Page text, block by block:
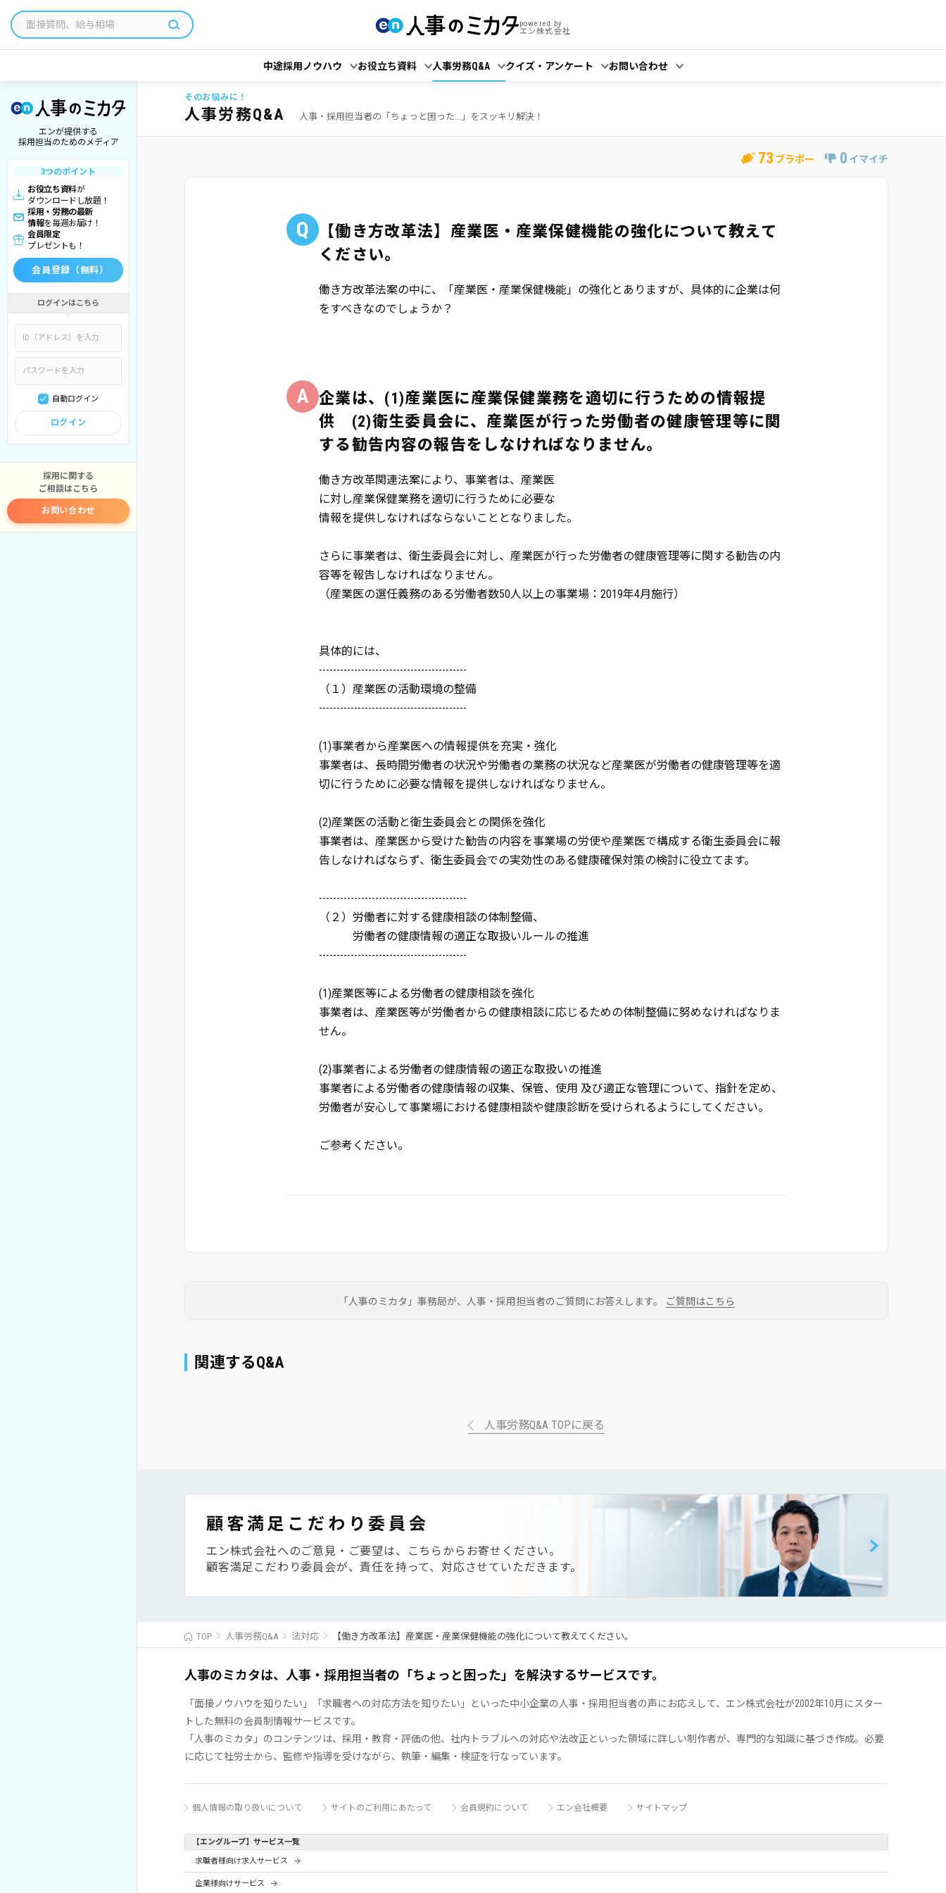
powered by
エン株式会社
中途採用ノウハウ お役立ち資料 人事労務Q&A クイズ・アンケート お問い合わせ
エンが提供する
採用担当のためのメディア
3つのポイント
お役立ち資料が
ダウンロードし放題！
採用・労務の最新
情報を毎週お届け！
会員限定
プレゼントも！
会員登録（無料）
ログインはこちら
自動ログイン
ログイン
採用に関する
ご相談はこちら
お問い合わせ
そのお悩みに！
人事労務Q&A 人事・採用担当者の「ちょっと困った...」をスッキリ解決！
73 ブラボー 0 イマイチ
Q
【働き方改革法】産業医・産業保健機能の強化について教えて
ください。
働き方改革法案の中に、「産業医・産業保健機能」の強化とありますが、具体的に企業は何
をすべきなのでしょうか？
A 企業は、(1)産業医に産業保健業務を適切に行うための情報提
供 (2)衛生委員会に、産業医が行った労働者の健康管理等に関
する勧告内容の報告をしなければなりません。
働き方改革関連法案により、事業者は、産業医
に対し産業保健業務を適切に行うために必要な
情報を提供しなければならないこととなりました。
さらに事業者は、衛生委員会に対し、産業医が行った労働者の健康管理等に関する勧告の内
容等を報告しなければなりません。
（産業医の選任義務のある労働者数50人以上の事業場：2019年4月施行）
具体的には、
------------------------------------------
（１）産業医の活動環境の整備
------------------------------------------
(1)事業者から産業医への情報提供を充実・強化
事業者は、長時間労働者の状況や労働者の業務の状況など産業医が労働者の健康管理等を適
切に行うために必要な情報を提供しなければなりません。
(2)産業医の活動と衛生委員会との関係を強化
事業者は、産業医から受けた勧告の内容を事業場の労使や産業医で構成する衛生委員会に報
告しなければならず、衛生委員会での実効性のある健康確保対策の検討に役立てます。
------------------------------------------
（２）労働者に対する健康相談の体制整備、
労働者の健康情報の適正な取扱いルールの推進
------------------------------------------
(1)産業医等による労働者の健康相談を強化
事業者は、産業医等が労働者からの健康相談に応じるための体制整備に努めなければなりま
せん。
(2)事業者による労働者の健康情報の適正な取扱いの推進
事業者による労働者の健康情報の収集、保管、使用 及び適正な管理について、指針を定め、
労働者が安心して事業場における健康相談や健康診断を受けられるようにしてください。
ご参考ください。
「人事のミカタ」事務局が、 人事・採用担当者のご質問にお答えします。 ご質問はこちら
関連するQ&A
人事労務Q&A TOPに戻る
顧客満足こだわり委員会
エン株式会社へのご意見・ご要望は、こちらからお寄せください。
顧客満足こだわり委員会が、責任を持って、対応させていただきます。
TOP 人事労務Q&A 法対応 【働き方改革法】産業医・産業保健機能の強化について教えてください。
人事のミカタは、人事・採用担当者の「ちょっと困った」を解決するサービスです。
「面接ノウハウを知りたい」「求職者への対応方法を知りたい」といった中小企業の人事・採用担当者の声にお応えして、エン株式会社が2002年10月にスター
トした無料の会員制情報サービスです。
「人事のミカタ」のコンテンツは、採用・教育・評価の他、社内トラブルへの対応や法改正といった領域に詳しい制作者が、専門的な知識に基づき作成。必要
に応じて社労士から、監修や指導を受けながら、執筆・編集・検証を行なっています。
個人情報の取り扱いについて サイトのご利用にあたって 会員規約について エン会社概要 サイトマップ
【エングループ】サービス一覧
求職者様向け求人サービス
企業様向けサービス